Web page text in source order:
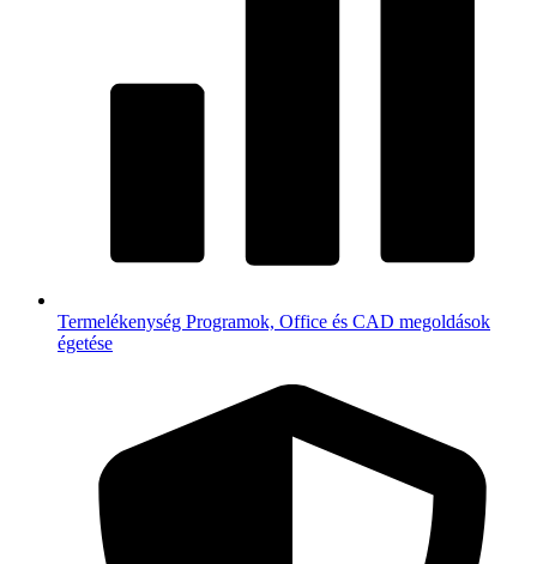
Termelékenység Programok, Office és CAD megoldások
égetése